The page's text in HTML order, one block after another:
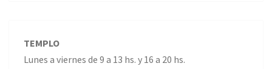
TEMPLO
Lunes a viernes de 9 a 13 hs. y 16 a 20 hs.